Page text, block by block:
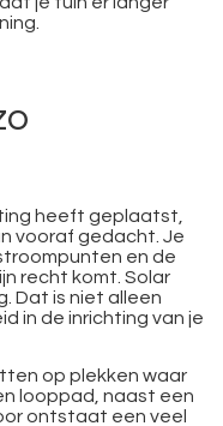
heeft geplaatst,
vooraf gedacht. Je
en de
recht komt. Solar
Dat is niet alleen
in de inrichting van je
op plekken waar
looppad, naast een
ontstaat een veel